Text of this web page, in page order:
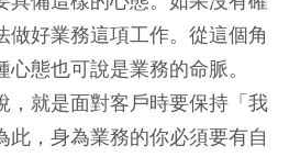
做好業務這項工作。從這個角
態也可說是業務的命脈。
，就是面對客戶時要保持「我
此，身為業務的你必須要有自